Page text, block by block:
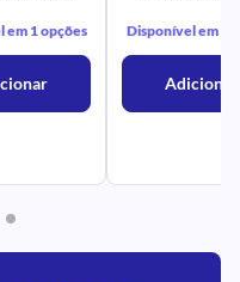
em 1 opções Disponível em 1
Adicionar